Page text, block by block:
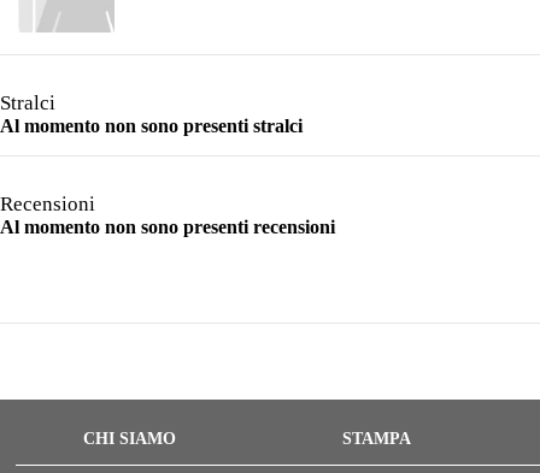
Stralci
Al momento non sono presenti stralci
Recensioni
Al momento non sono presenti recensioni
CHI SIAMO STAMPA